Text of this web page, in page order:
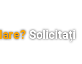
Solicitați